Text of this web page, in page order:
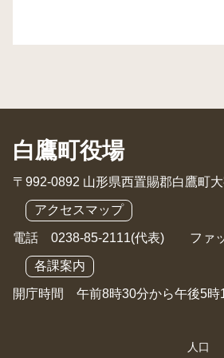
白鷹町役場
〒992-0892 山形県西置賜郡白鷹町
アクセスマップ
電話 0238-85-2111(代表) ファ
各課案内
開庁時間 午前8時30分から午後5時
人口